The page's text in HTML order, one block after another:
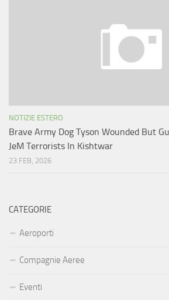
NOTIZIE ESTERO
Brave Army Dog Tyson Wounded But
JeM Terrorists In Kishtwar
23 FEB, 2026
CATEGORIE
Aeroporti
Compagnie Aeree
Eventi